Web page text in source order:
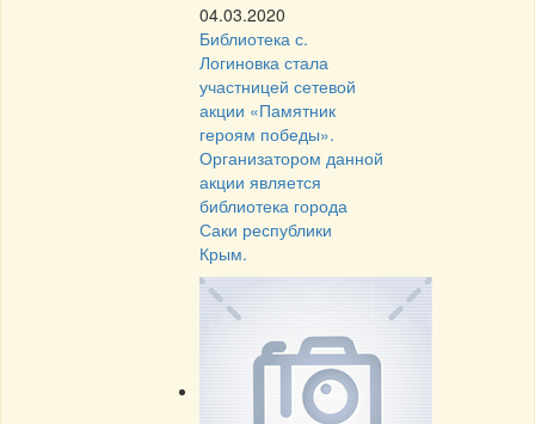
04.03.2020
Библиотека с.
Логиновка стала
участницей сетевой
акции «Памятник
героям победы».
Организатором данной
акции является
библиотека города
Саки республики
Крым.